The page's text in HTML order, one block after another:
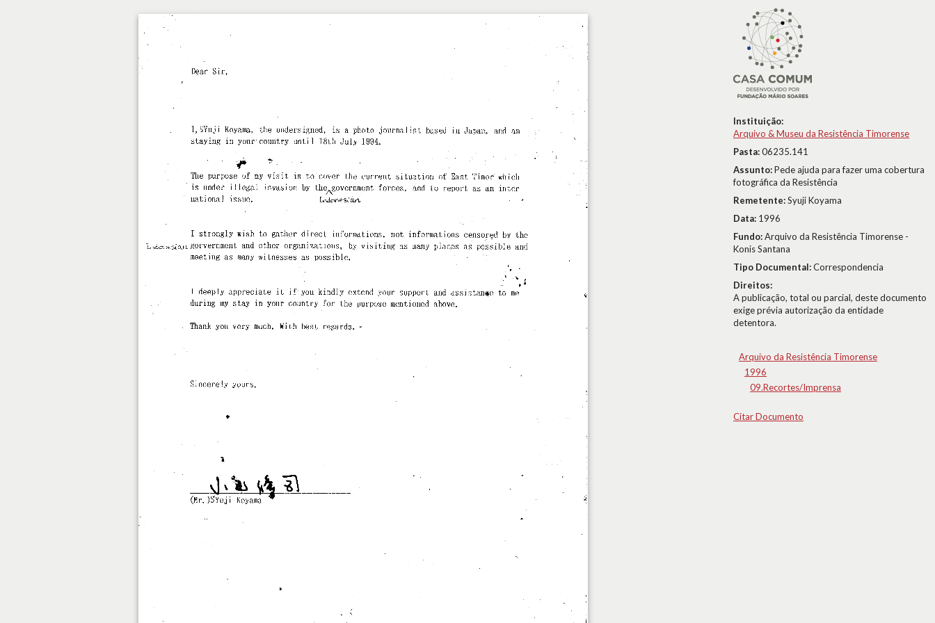
Instituição:
Arquivo & Museu da Resistência Timorense
Pasta:06235.141
Assunto:Pede ajuda para fazer uma cobertura
fotográfica da Resistência
Remetente:Syuji Koyama
Data: 1996
Fundo:Arquivo da Resistência Timorense -
Konis Santana
Tipo Documental:Correspondencia
Direitos:
A publicação, total ou parcial, deste documento
exige prévia autorização da entidade
detentora.
Arquivo da Resistência Timorense
1996
09.Recortes/Imprensa
Citar Documento